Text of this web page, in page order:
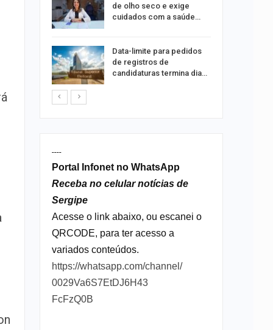
de olho seco e exige
cuidados com a saúde…
Data-limite para pedidos
de registros de
candidaturas termina dia…
----
Portal Infonet no WhatsApp
Receba no celular notícias de
Sergipe
Acesse o link abaixo, ou escanei o
QRCODE, para ter acesso a
variados conteúdos.
https://whatsapp.com/channel/
0029Va6S7EtDJ6H43
FcFzQ0B